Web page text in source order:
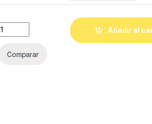
Quantity
Añadir al
Comparar